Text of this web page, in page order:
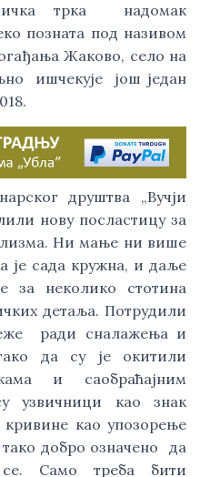
трка  надомак
позната под називом
Жаково, село на
ишчекује  још један
друштва „Вучји
нову посластицу за
Ни мање ни више
је сада кружна, и даље
за неколико стотина
детаља. Потрудили
ради сналажења и
да су је окитили
и саобраћајним
узвичници као знак
као упозорење
добро означено  да
се. Само треба бити